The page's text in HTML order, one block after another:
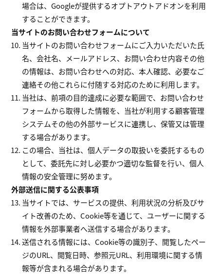
場合は、Googleが提供するオプトアウトアドオンを利用
することができます。
当サイトのお問い合わせフォームについて
当サイトのお問い合わせフォームにご入力いただいた氏
名、会社名、メールアドレス、お問い合わせ内容その他
の情報は、お問い合わせへの対応、本人確認、必要なご
連絡その他これらに付随する対応のために利用します。
当社は、前項の目的達成に必要な範囲で、お問い合わせ
フォームから取得した情報を、当社が利用する顧客管理
システムその他の外部サービスに連携し、保管又は管理
する場合があります。
この場合、当社は、個人データの取扱いを委託するもの
として、委託先に対し必要かつ適切な監督を行い、個人
情報の安全管理に努めます。
外部送信に関する公表事項
当サイトでは、サービスの提供、利用状況の分析及びサ
イト改善のため、Cookie等を通じて、ユーザーに関する
情報を外部事業者へ送信する場合があります。
送信される情報には、Cookie等の識別子、閲覧したペー
ジのURL、閲覧日時、参照元URL、利用環境に関する情
報等が含まれる場合があります。